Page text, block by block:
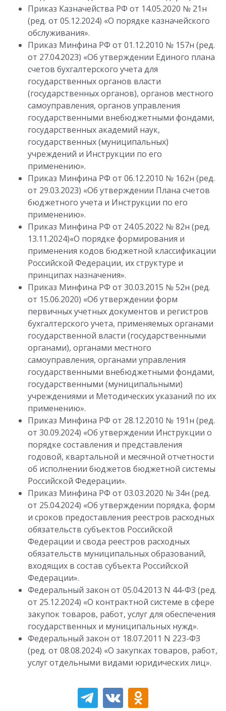
Приказ Казначейства РФ от 14.05.2020 № 21н
(ред. от 05.12.2024) «О порядке казначейского
обслуживания».
Приказ Минфина РФ от 01.12.2010 № 157н (ред.
от 27.04.2023) «Об утверждении Единого плана
счетов бухгалтерского учета для
государственных органов власти
(государственных органов), органов местного
самоуправления, органов управления
государственными внебюджетными фондами,
государственных академий наук,
государственных (муниципальных)
учреждений и Инструкции по его
применению».
Приказ Минфина РФ от 06.12.2010 № 162н (ред.
от 29.03.2023) «Об утверждении Плана счетов
бюджетного учета и Инструкции по его
применению».
Приказ Минфина РФ от 24.05.2022 № 82н (ред.
13.11.2024)«О порядке формирования и
применения кодов бюджетной классификации
Российской Федерации, их структуре и
принципах назначения».
Приказ Минфина РФ от 30.03.2015 № 52н (ред.
от 15.06.2020) «Об утверждении форм
первичных учетных документов и регистров
бухгалтерского учета, применяемых органами
государственной власти (государственными
органами), органами местного
самоуправления, органами управления
государственными внебюджетными фондами,
государственными (муниципальными)
учреждениями и Методических указаний по их
применению».
Приказ Минфина РФ от 28.12.2010 № 191н (ред.
от 30.09.2024) «Об утверждении Инструкции о
порядке составления и представления
годовой, квартальной и месячной отчетности
об исполнении бюджетов бюджетной системы
Российской Федерации».
Приказ Минфина РФ от 03.03.2020 № 34н (ред.
от 25.04.2024) «Об утверждении порядка, форм
и сроков предоставления реестров расходных
обязательств субъектов Российской
Федерации и свода реестров расходных
обязательств муниципальных образований,
входящих в состав субъекта Российской
Федерации».
Федеральный закон от 05.04.2013 N 44-ФЗ (ред.
от 25.12.2024) «О контрактной системе в сфере
закупок товаров, работ, услуг для обеспечения
государственных и муниципальных нужд».
Федеральный закон от 18.07.2011 N 223-ФЗ
(ред. от 08.08.2024) «О закупках товаров, работ,
услуг отдельными видами юридических лиц».